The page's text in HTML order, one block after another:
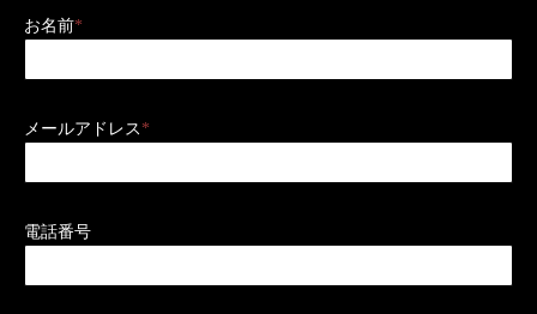
お名前*
メールアドレス *
電話番号